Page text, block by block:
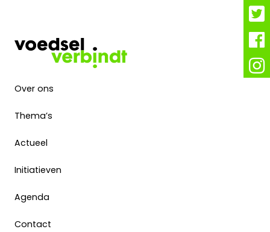
Over ons
Thema’s
Actueel
Initiatieven
Agenda
Contact